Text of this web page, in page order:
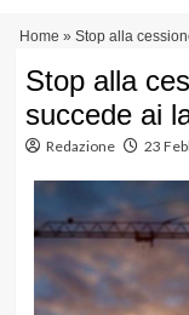
contenuto
Home » Stop alla
Stop alla
succede ai
Redazione 23